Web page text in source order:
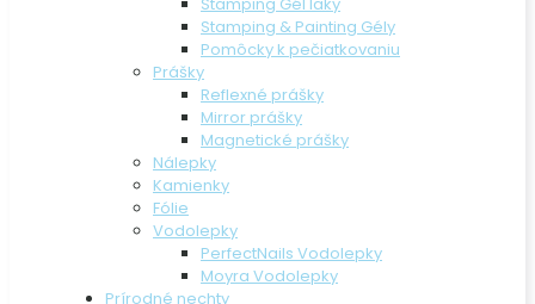
Stamping & Painting Gély
Pomôcky k pečiatkovaniu
Prášky
Reflexné prášky
Mirror prášky
Magnetické prášky
Nálepky
Kamienky
Fólie
Vodolepky
PerfectNails Vodolepky
Moyra Vodolepky
Prírodné nechty